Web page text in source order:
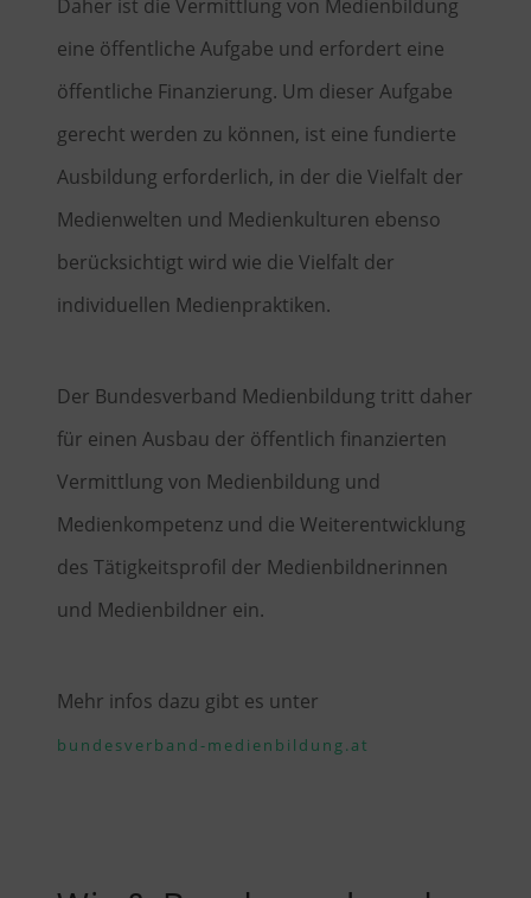
Daher ist die Vermittlung von Medienbildung
eine öffentliche Aufgabe und erfordert eine
öffentliche Finanzierung. Um dieser Aufgabe
gerecht werden zu können, ist eine fundierte
Ausbildung erforderlich, in der die Vielfalt der
Medienwelten und Medienkulturen ebenso
berücksichtigt wird wie die Vielfalt der
individuellen Medienpraktiken.
Der Bundesverband Medienbildung tritt daher
für einen Ausbau der öffentlich finanzierten
Vermittlung von Medienbildung und
Medienkompetenz und die Weiterentwicklung
des Tätigkeitsprofil der Medienbildnerinnen
und Medienbildner ein.
Mehr infos dazu gibt es unter
bundesverband-medienbildung.at